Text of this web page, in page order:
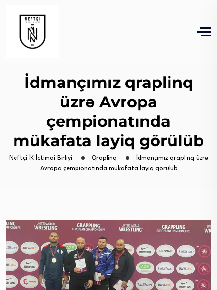
İdmançımız qraplinq
üzrə Avropa
çempionatında
mükafata layiq görülüb
Neftçi İK İctimai Birliyi Qraplinq
İdmançımız qraplinq üzrə
Avropa çempionatında mükafata layiq görülüb